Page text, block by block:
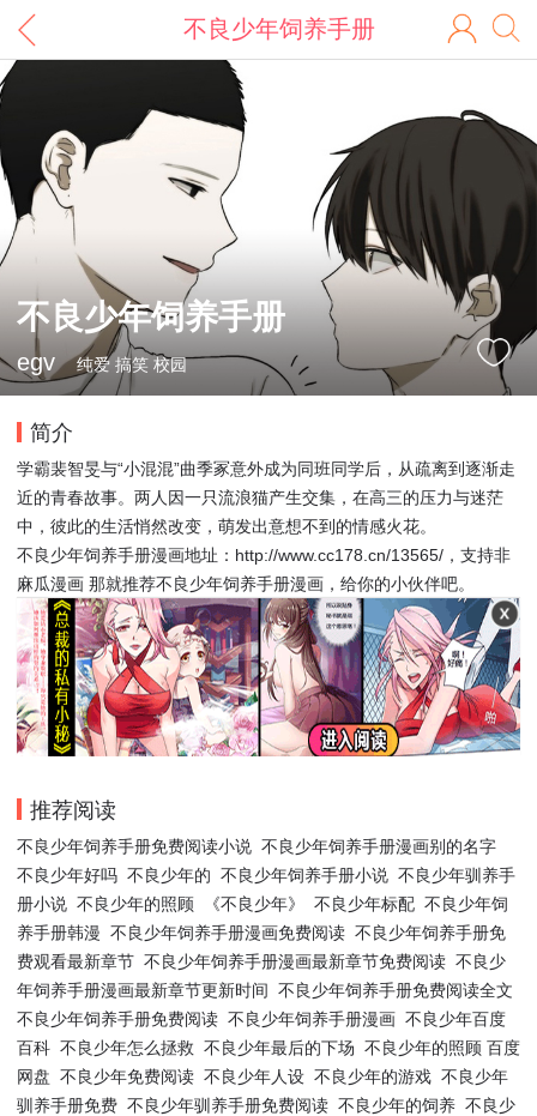
不良少年饲养手册
不良少年饲养手册
egv 纯爱 搞笑 校园
简介
学霸裴智旻与“小混混”曲季冢意外成为同班同学后，从疏离到逐渐走
近的青春故事。两人因一只流浪猫产生交集，在高三的压力与迷茫
中，彼此的生活悄然改变，萌发出意想不到的情感火花。
不良少年饲养手册漫画地址：http://www.cc178.cn/13565/，支持非
麻瓜漫画 那就推荐不良少年饲养手册漫画，给你的小伙伴吧。
推荐阅读
不良少年饲养手册免费阅读小说 不良少年饲养手册漫画别的名字
不良少年好吗 不良少年的 不良少年饲养手册小说 不良少年驯养手
册小说 不良少年的照顾 《不良少年》 不良少年标配 不良少年饲
养手册韩漫 不良少年饲养手册漫画免费阅读 不良少年饲养手册免
费观看最新章节 不良少年饲养手册漫画最新章节免费阅读 不良少
年饲养手册漫画最新章节更新时间 不良少年饲养手册免费阅读全文
不良少年饲养手册免费阅读 不良少年饲养手册漫画 不良少年百度
百科 不良少年怎么拯救 不良少年最后的下场 不良少年的照顾 百度
网盘 不良少年免费阅读 不良少年人设 不良少年的游戏 不良少年
驯养手册免费 不良少年驯养手册免费阅读 不良少年的饲养 不良少